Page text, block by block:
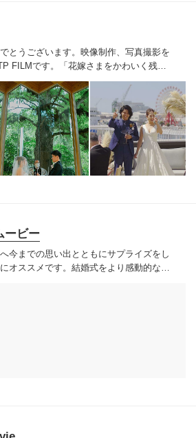
とうございます。映像制作、写真撮影を
FILMです。「花嫁さまをかわいく残す
ています。京都発、全国へ飛んでいきま
問合せください。
ービー
今までの思い出とともにサプライズをし
オススメです。 結婚式をより感動的なも
ものにすることができる演出です。